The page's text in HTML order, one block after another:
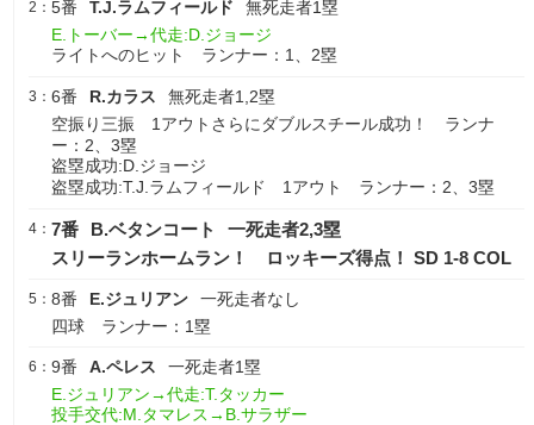
2： 5番 T.J.ラムフィールド
無死走者1塁
E.トーバー→代走:D.ジョージ
ライトへのヒット ランナー：1、2塁
3： 6番 R.カラス
無死走者1,2塁
空振り三振 1アウトさらにダブルスチール成功！ ランナ
ー：2、3塁
盗塁成功:D.ジョージ
盗塁成功:T.J.ラムフィールド 1アウト ランナー：2、3塁
4： 7番 B.ベタンコート
一死走者2,3塁
スリーランホームラン！ ロッキーズ得点！ SD 1-8 COL
5： 8番 E.ジュリアン
一死走者なし
四球 ランナー：1塁
6： 9番 A.ペレス
一死走者1塁
E.ジュリアン→代走:T.タッカー
投手交代:M.タマレス→B.サラザー